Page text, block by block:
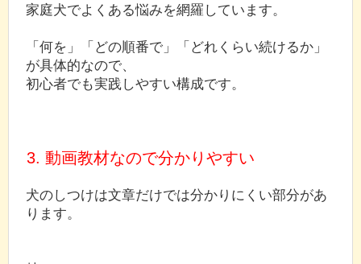
家庭犬でよくある悩みを網羅しています。
「何を」「どの順番で」「どれくらい続けるか」
が具体的なので、
初心者でも実践しやすい構成です。
3. 動画教材なので分かりやすい
犬のしつけは文章だけでは分かりにくい部分があ
ります。